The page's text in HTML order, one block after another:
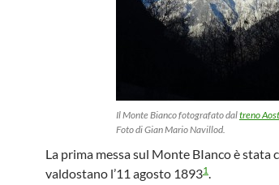
Il Monte Bianco fotografato daltreno
Foto di Gian Mario Navillod.
La prima messa sul Monte BIanco è stata
valdostano l’11 agosto 18931.